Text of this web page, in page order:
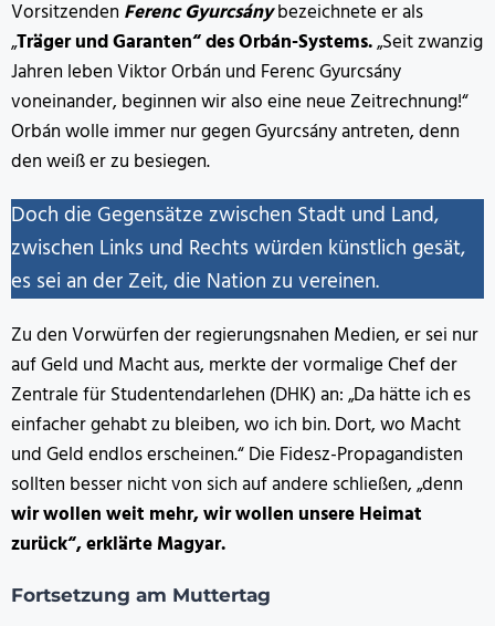
Vorsitzenden Ferenc Gyurcsánybezeichnete er als
„Träger und Garanten“ des Orbán-Systems.„Seit zwanzig
Jahren leben Viktor Orbán und Ferenc Gyurcsány
voneinander, beginnen wir also eine neue Zeitrechnung!“
Orbán wolle immer nur gegen Gyurcsány antreten, denn
den weiß er zu besiegen.
Doch die Gegensätze zwischen Stadt und Land,
zwischen Links und Rechts würden künstlich gesät,
es sei an der Zeit, die Nation zu vereinen.
Zu den Vorwürfen der regierungsnahen Medien, er sei nur
auf Geld und Macht aus, merkte der vormalige Chef der
Zentrale für Studentendarlehen (DHK) an: „Da hätte ich es
einfacher gehabt zu bleiben, wo ich bin. Dort, wo Macht
und Geld endlos erscheinen.“ Die Fidesz-Propagandisten
sollten besser nicht von sich auf andere schließen, „denn
wir wollen weit mehr, wir wollen unsere Heimat
zurück“, erklärte Magyar.
Fortsetzung am Muttertag